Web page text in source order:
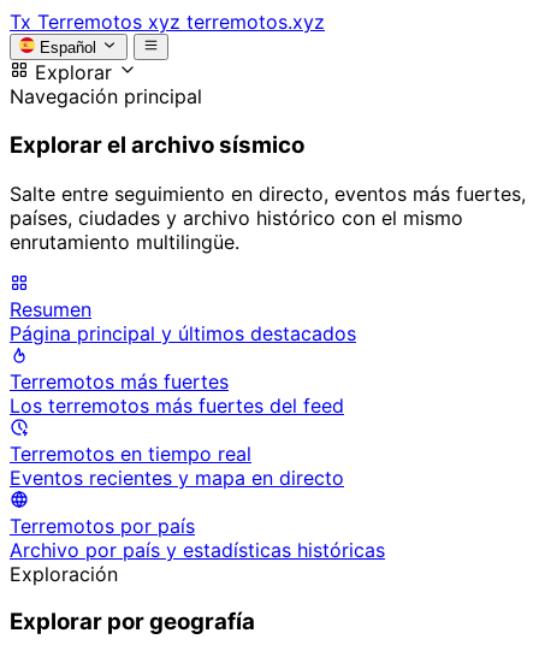
Tx Terremotos xyz terremotos.xyz
Español
Explorar
Navegación principal
Explorar el archivo sísmico
Salte entre seguimiento en directo, eventos más fuertes,
países, ciudades y archivo histórico con el mismo
enrutamiento multilingüe.
Resumen
Página principal y últimos destacados
Terremotos más fuertes
Los terremotos más fuertes del feed
Terremotos en tiempo real
Eventos recientes y mapa en directo
Terremotos por país
Archivo por país y estadísticas históricas
Exploración
Explorar por geografía